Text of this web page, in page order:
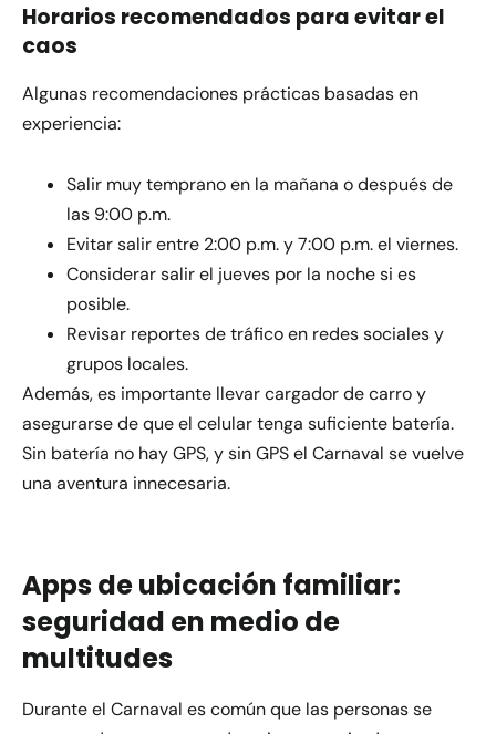
Horarios recomendados para evitar el
caos
Algunas recomendaciones prácticas basadas en
experiencia:
Salir muy temprano en la mañana o después de
las 9:00 p.m.
Evitar salir entre 2:00 p.m. y 7:00 p.m. el viernes.
Considerar salir el jueves por la noche si es
posible.
Revisar reportes de tráfico en redes sociales y
grupos locales.
Además, es importante llevar cargador de carro y
asegurarse de que el celular tenga suficiente batería.
Sin batería no hay GPS, y sin GPS el Carnaval se vuelve
una aventura innecesaria.
Apps de ubicación familiar:
seguridad en medio de
multitudes
Durante el Carnaval es común que las personas se